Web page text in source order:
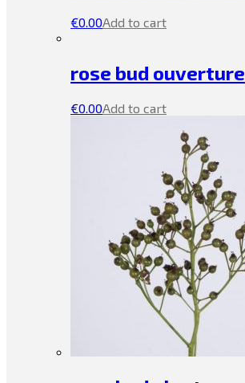
€0.00Add to cart
rose bud ouverture
€0.00Add to cart